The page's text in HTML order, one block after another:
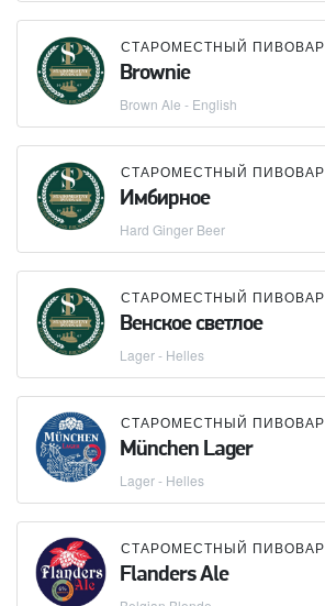
СТАРОМЕСТНЫЙ ПИВОВАР
Brownie
Brown Ale - English
СТАРОМЕСТНЫЙ ПИВОВАР
Имбирное
Hard Ginger Beer
СТАРОМЕСТНЫЙ ПИВОВАР
Венское светлое
Lager - Helles
СТАРОМЕСТНЫЙ ПИВОВАР
München Lager
Lager - Helles
СТАРОМЕСТНЫЙ ПИВОВАР
Flanders Ale